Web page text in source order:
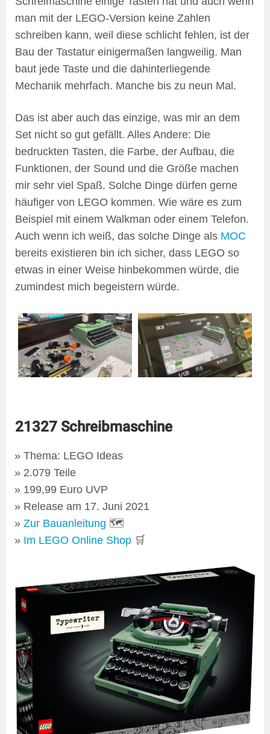
man mit der LEGO-Version keine Zahlen
schreiben kann, weil diese schlicht fehlen, ist der
Bau der Tastatur einigermaßen langweilig. Man
baut jede Taste und die dahinterliegende
Mechanik mehrfach. Manche bis zu neun Mal.
Das ist aber auch das einzige, was mir an dem
Set nicht so gut gefällt. Alles Andere: Die
bedruckten Tasten, die Farbe, der Aufbau, die
Funktionen, der Sound und die Größe machen
mir sehr viel Spaß. Solche Dinge dürfen gerne
häufiger von LEGO kommen. Wie wäre es zum
Beispiel mit einem Walkman oder einem Telefon.
Auch wenn ich weiß, das solche Dinge als MOC
bereits existieren bin ich sicher, dass LEGO so
etwas in einer Weise hinbekommen würde, die
zumindest mich begeistern würde.
21327 Schreibmaschine
Thema: LEGO Ideas
2.079 Teile
199,99 Euro UVP
Release am 17. Juni 2021
Zur Bauanleitung 🗺
Im LEGO Online Shop 🛒